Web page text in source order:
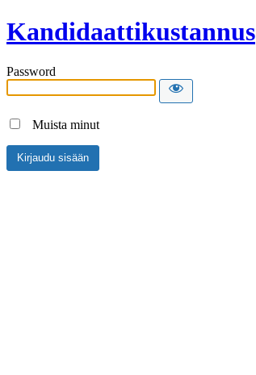
Kandidaattikustannus
Password
Muista minut